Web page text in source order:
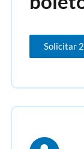
Solicitar